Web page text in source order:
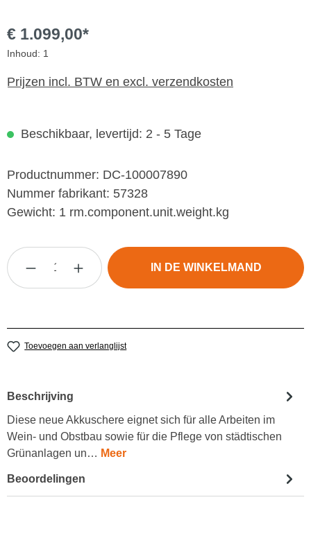
€ 1.099,00*
Inhoud: 1
Prijzen incl. BTW en excl. verzendkosten
Beschikbaar, levertijd: 2 - 5 Tage
Productnummer: DC-100007890
Nummer fabrikant: 57328
Gewicht: 1 rm.component.unit.weight.kg
Producthoeveelheid: Voer de gewenste
IN DE WINKELMAND
Toevoegen aan verlanglijst
Beschrijving
Diese neue Akkuschere eignet sich für alle Arbeiten im
Wein- und Obstbau sowie für die Pflege von städtischen
Grünanlagen un… Meer
Beoordelingen